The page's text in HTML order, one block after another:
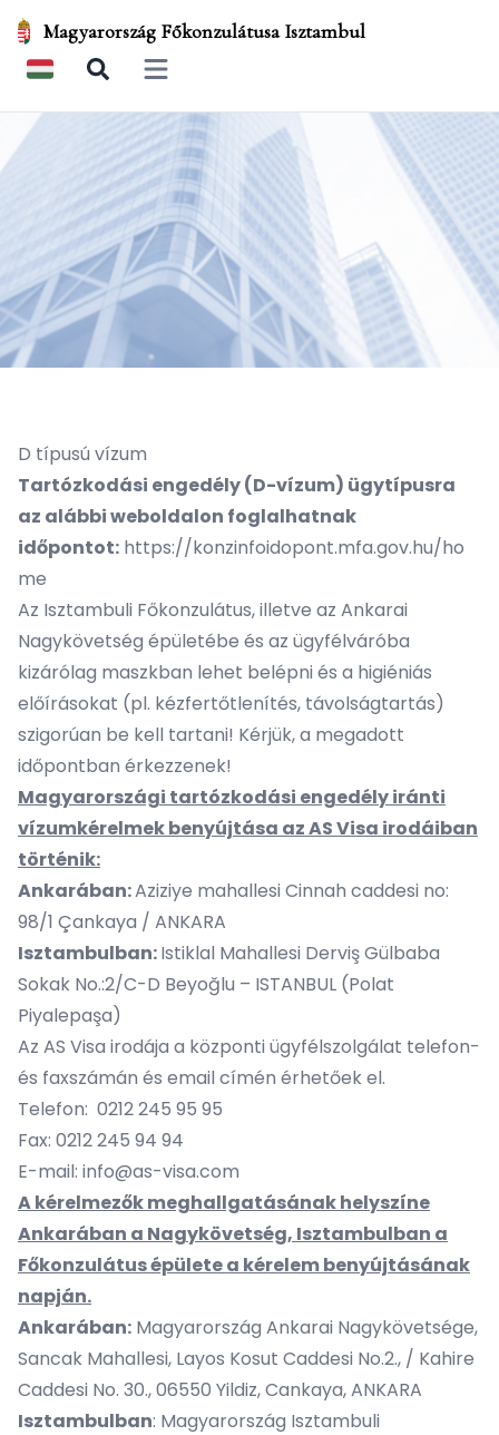
Magyarország Főkonzulátusa Isztambul
Open main menu
D típusú vízum
Tartózkodási engedély (D-vízum) ügytípusra
az alábbi weboldalon foglalhatnak
időpontot: https://konzinfoidopont.mfa.gov.hu/ho
me
Az Isztambuli Főkonzulátus, illetve az Ankarai
Nagykövetség épületébe és az ügyfélváróba
kizárólag maszkban lehet belépni és a higiéniás
előírásokat (pl. kézfertőtlenítés, távolságtartás)
szigorúan be kell tartani! Kérjük, a megadott
időpontban érkezzenek!
Magyarországi tartózkodási engedély iránti
vízumkérelmek benyújtása az AS Visa irodáiban
történik:
Ankarában:Aziziye mahallesi Cinnah caddesi no:
98/1 Çankaya / ANKARA
Isztambulban:Istiklal Mahallesi DervişGülbaba
Sokak No.:2/C-D Beyoğlu – ISTANBUL (Polat
Piyalepaşa)
Az AS Visa irodája a központi ügyfélszolgálat telefon-
és faxszámán és email címén érhetőek el.
Telefon: 0212 245 95 95
Fax: 0212 245 94 94
E-mail: info@as-visa.com
A kérelmezők meghallgatásának helyszíne
Ankarában a Nagykövetség, Isztambulban a
Főkonzulátus épülete a kérelem benyújtásának
napján.
Ankarában: Magyarország Ankarai Nagykövetsége,
Sancak Mahallesi, Layos Kosut Caddesi No.2., / Kahire
Caddesi No. 30., 06550 Yildiz, Cankaya, ANKARA
Isztambulban: Magyarország Isztambuli